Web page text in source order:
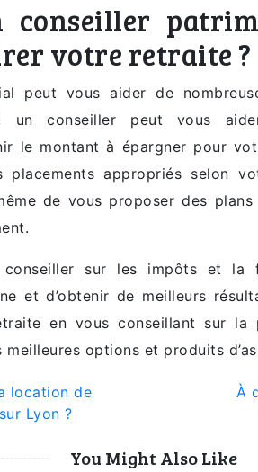
conseiller
votre retraite ?
peut vous aider de
un conseiller peut vous
le montant à épargner pour
placements appropriés selon
de vous proposer des plans
sur les impôts et la
et d’obtenir de meilleurs
en vous conseillant sur
options et produits
location de
Lyon ?
À
You Might Also Like